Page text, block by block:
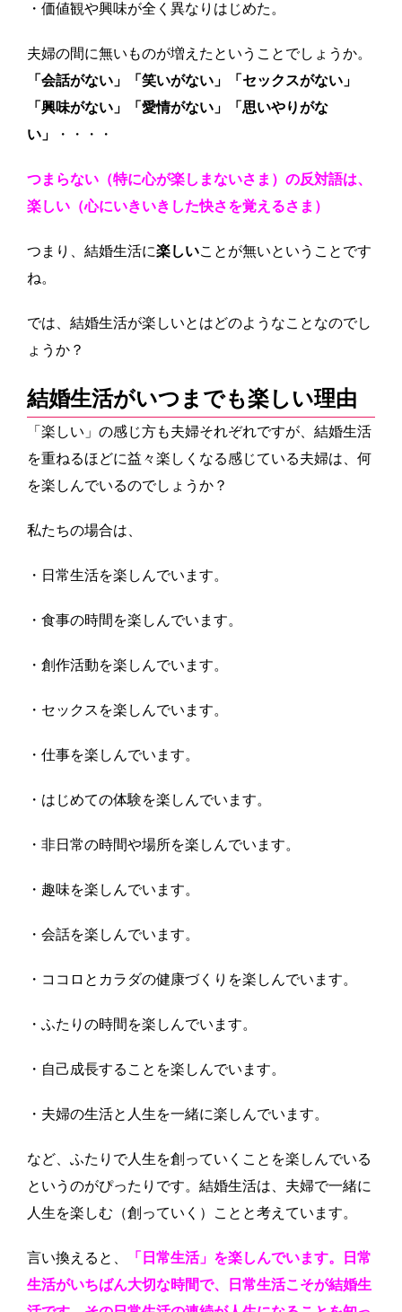
・価値観や興味が全く異なりはじめた。
夫婦の間に無いものが増えたということでしょうか。
「会話がない」「笑いがない」「セックスがない」
「興味がない」「愛情がない」「思いやりがな
い」
・・・・
つまらない（特に心が楽しまないさま）の反対語は、
楽しい（心にいきいきした快さを覚えるさま）
つまり、結婚生活に楽しいことが無いということです
ね。
では、結婚生活が楽しいとはどのようなことなのでし
ょうか？
結婚生活がいつまでも楽しい理由
「楽しい」の感じ方も夫婦それぞれですが、結婚生活
を重ねるほどに益々楽しくなる感じている夫婦は、何
を楽しんでいるのでしょうか？
私たちの場合は、
・日常生活を楽しんでいます。
・食事の時間を楽しんでいます。
・創作活動を楽しんでいます。
・セックスを楽しんでいます。
・仕事を楽しんでいます。
・はじめての体験を楽しんでいます。
・非日常の時間や場所を楽しんでいます。
・趣味を楽しんでいます。
・会話を楽しんでいます。
・ココロとカラダの健康づくりを楽しんでいます。
・ふたりの時間を楽しんでいます。
・自己成長することを楽しんでいます。
・夫婦の生活と人生を一緒に楽しんでいます。
など、ふたりで人生を創っていくことを楽しんでいる
というのがぴったりです。結婚生活は、夫婦で一緒に
人生を楽しむ（創っていく）ことと考えています。
言い換えると、
「日常生活」を楽しんでいます。日常
生活がいちばん大切な時間で、日常生活こそが結婚生